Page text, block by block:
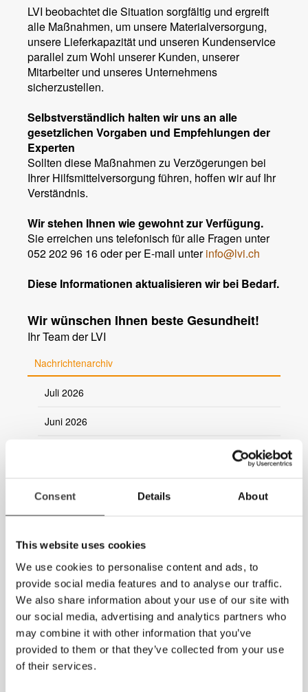
Consent Details About
This website uses cookies
We use cookies to personalise content and ads, to
provide social media features and to analyse our traffic.
We also share information about your use of our site with
our social media, advertising and analytics partners who
may combine it with other information that you’ve
provided to them or that they’ve collected from your use
of their services.
LVI beobachtet die Situation sorgfältig und ergreift
alle Maßnahmen, um unsere Materialversorgung,
unsere Lieferkapazität und unseren Kundenservice
parallel zum Wohl unserer Kunden, unserer
Mitarbeiter und unseres Unternehmens
sicherzustellen.
Selbstverständlich halten wir uns an alle
gesetzlichen Vorgaben und Empfehlungen der
Experten
Sollten diese Maßnahmen zu Verzögerungen bei
Ihrer Hilfsmittelversorgung führen, hoffen wir auf Ihr
Verständnis.
Wir stehen Ihnen wie gewohnt zur Verfügung.
Sie erreichen uns telefonisch für alle Fragen unter
052 202 96 16 oder per E-mail unterinfo@lvi.ch
Diese Informationen aktualisieren wir bei Bedarf.
Wir wünschen Ihnen beste Gesundheit!
Ihr Team der LVI
Nachrichtenarchiv
Juli 2026
Juni 2026
2023
2022
2021
2020